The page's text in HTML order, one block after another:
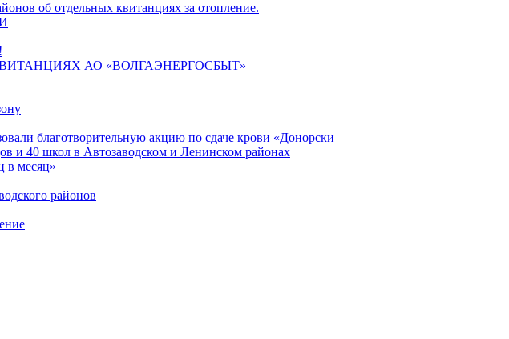
об отдельных квитанциях за отопление.
АО «ВОЛГАЭНЕРГОСБЫТ»
благотворительную акцию по сдаче крови «Донорски
и 40 школ в Автозаводском и Ленинском районах
в месяц»
районов